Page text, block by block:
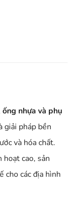
ống nhựa và phụ
giải pháp bền
và hóa chất.
cao, sản
cho các địa hình